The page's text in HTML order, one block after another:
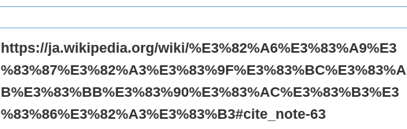
https://ja.wikipedia.org/wiki/%E3%82%A6%E3%83%A9%E3
%83%87%E3%82%A3%E3%83%9F%E3%83%BC%E3%83%A
B%E3%83%BB%E3%83%90%E3%83%AC%E3%83%B3%E3
%83%86%E3%82%A3%E3%83%B3#cite_note-63